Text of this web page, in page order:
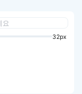
32px